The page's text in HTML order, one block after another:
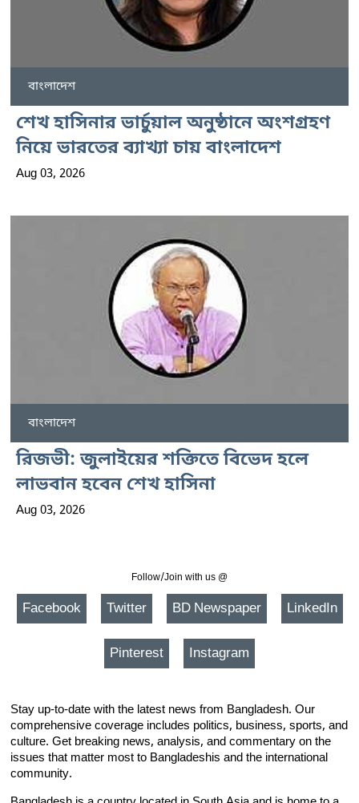
বাংলাদেশ
শেখ হাসিনার ভার্চুয়াল অনুষ্ঠানে অংশগ্রহণ
নিয়ে ভারতের ব্যাখ্যা চায় বাংলাদেশ
Aug 03, 2026
বাংলাদেশ
রিজভী: জুলাইয়ের শক্তিতে বিভেদ হলে
লাভবান হবেন শেখ হাসিনা
Aug 03, 2026
Follow/Join with us @
Facebook Twitter BD Newspaper LinkedIn
Pinterest Instagram
Stay up-to-date with the latest news from Bangladesh. Our
comprehensive coverage includes politics, business, sports, and
culture. Get breaking news, analysis, and commentary on the
issues that matter most to Bangladeshis and the international
community.